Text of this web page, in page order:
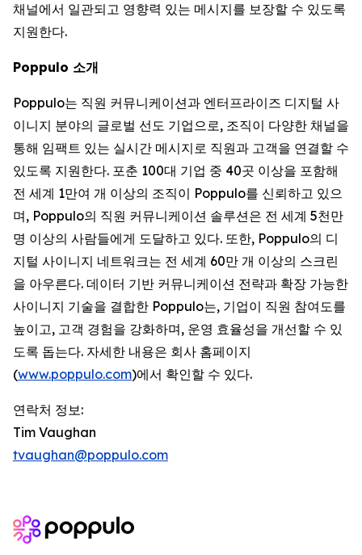
채널에서 일관되고 영향력 있는 메시지를 보장할 수 있도록
지원한다.
Poppulo 소개
Poppulo는 직원 커뮤니케이션과 엔터프라이즈 디지털 사
이니지 분야의 글로벌 선도 기업으로, 조직이 다양한 채널을
통해 임팩트 있는 실시간 메시지로 직원과 고객을 연결할 수
있도록 지원한다. 포춘 100대 기업 중 40곳 이상을 포함해
전 세계 1만여 개 이상의 조직이 Poppulo를 신뢰하고 있으
며, Poppulo의 직원 커뮤니케이션 솔루션은 전 세계 5천만
명 이상의 사람들에게 도달하고 있다. 또한, Poppulo의 디
지털 사이니지 네트워크는 전 세계 60만 개 이상의 스크린
을 아우른다. 데이터 기반 커뮤니케이션 전략과 확장 가능한
사이니지 기술을 결합한 Poppulo는, 기업이 직원 참여도를
높이고, 고객 경험을 강화하며, 운영 효율성을 개선할 수 있
도록 돕는다. 자세한 내용은 회사 홈페이지
(www.poppulo.com)에서 확인할 수 있다.
연락처 정보:
Tim Vaughan
tvaughan@poppulo.com